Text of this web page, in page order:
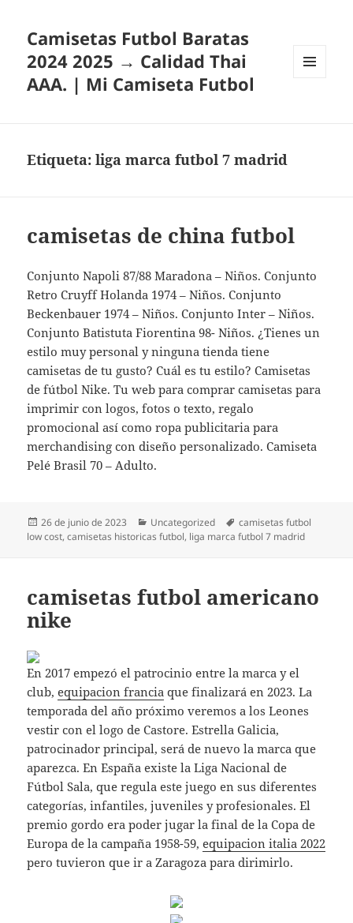
Camisetas Futbol Baratas
2024 2025 → Calidad Thai
AAA. | Mi Camiseta Futbol
Etiqueta:liga marca futbol 7 madrid
camisetas de china futbol
Conjunto Napoli 87/88 Maradona – Niños. Conjunto
Retro Cruyff Holanda 1974 – Niños. Conjunto
Beckenbauer 1974 – Niños. Conjunto Inter – Niños.
Conjunto Batistuta Fiorentina 98- Niños. ¿Tienes un
estilo muy personal y ninguna tienda tiene
camisetas de tu gusto? Cuál es tu estilo? Camisetas
de fútbol Nike. Tu web para comprar camisetas para
imprimir con logos, fotos o texto, regalo
promocional así como ropa publicitaria para
merchandising con diseño personalizado. Camiseta
Pelé Brasil 70 – Adulto.
Publicado
el
26 de junio de 2023 Categorías
Uncategorized Etiquetas
camisetas futbol
low cost,camisetas historicas futbol, liga marca futbol 7 madrid
camisetas futbol americano
nike
En 2017 empezó el patrocinio entre la marca y el
club,equipacion francia que finalizará en 2023. La
temporada del año próximo veremos a los Leones
vestir con el logo de Castore. Estrella Galicia,
patrocinador principal, será de nuevo la marca que
aparezca. En España existe la Liga Nacional de
Fútbol Sala, que regula este juego en sus diferentes
categorías, infantiles, juveniles y profesionales. El
premio gordo era poder jugar la final de la Copa de
Europa de la campaña 1958-59,equipacion italia 2022
pero tuvieron que ir a Zaragoza para dirimirlo.